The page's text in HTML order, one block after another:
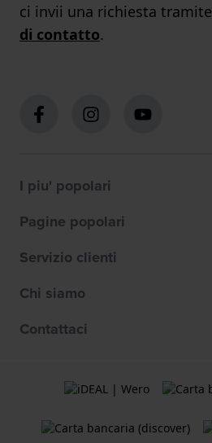
ci invii una richiesta tramite
di contatto.
I piu' popolari
Pagine popolari
Servizio clienti
Chi siamo
Contattaci